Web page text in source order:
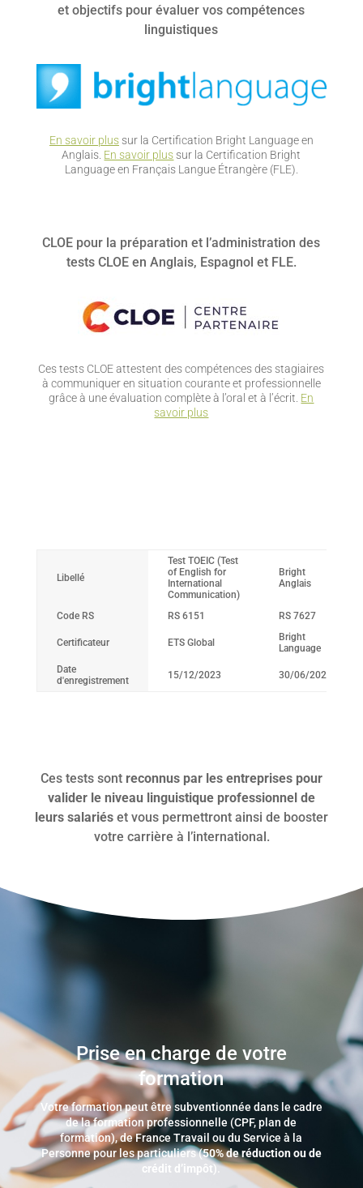
et objectifs pour évaluer vos compétences
linguistiques
En savoir plussur la Certification Bright Language en
Anglais. En savoir plus sur la Certification Bright
Language en Français Langue Étrangère (FLE).
CLOE pour la préparation et l’administration des
tests CLOE en Anglais, Espagnol et FLE.
Ces tests CLOE attestent des compétences des stagiaires
à communiquer en situation courante et professionnelle
grâce à une évaluation complète à l’oral et à l’écrit. En
savoir plus
Libellé
Test TOEIC (Test
of English for
International
Communication)
Bright
Anglais
Code RS RS 6151 RS 7627
Certificateur ETS Global
Bright
Language
Date
d'enregistrement
15/12/2023 30/06/2026
Ces tests sont reconnus par les entreprises pour
valider le niveau linguistique professionnel de
leurs salariés et vous permettront ainsi de booster
votre carrière à l’international.
Prise en charge de votre
formation
Votre formation peut être subventionnée dans le cadre
de la formation professionnelle (CPF, plan de
formation), de France Travail ou du Service à la
Personne pour les particuliers (50% de réduction ou de
crédit d’impôt).